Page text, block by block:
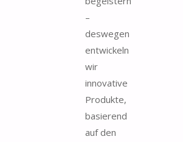
–
deswegen
entwickeln
wir
innovative
Produkte,
basierend
auf den